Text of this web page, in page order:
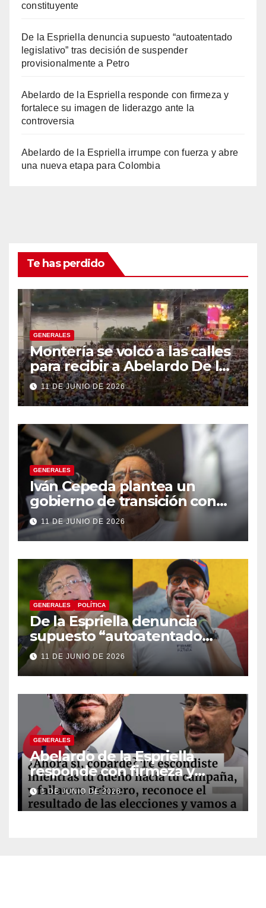
constituyente
De la Espriella denuncia supuesto “autoatentado
legislativo” tras decisión de suspender
provisionalmente a Petro
Abelardo de la Espriella responde con firmeza y
fortalece su imagen de liderazgo ante la
controversia
Abelardo de la Espriella irrumpe con fuerza y abre
una nueva etapa para Colombia
Te has perdido
GENERALES
Montería se volcó a las calles
para recibir a Abelardo De la
Espriella
11 DE JUNIO DE 2026
GENERALES
Iván Cepeda plantea un
gobierno de transición con
énfasis en el empalme
institucional y una eventual
constituyente
11 DE JUNIO DE 2026
GENERALES POLÍTICA
De la Espriella denuncia
supuesto “autoatentado
legislativo” tras decisión de
suspender provisionalmente
a Petro
11 DE JUNIO DE 2026
GENERALES
Abelardo de la Espriella
responde con firmeza y
fortalece su imagen de
liderazgo ante la controversia
1 DE JUNIO DE 2026